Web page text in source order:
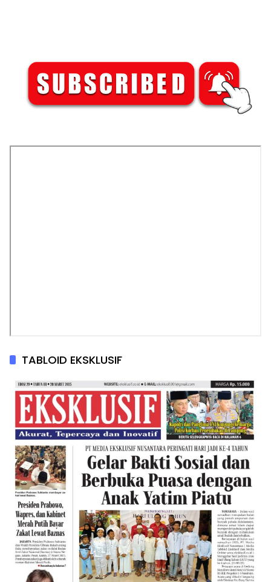
TABLOID EKSKLUSIF